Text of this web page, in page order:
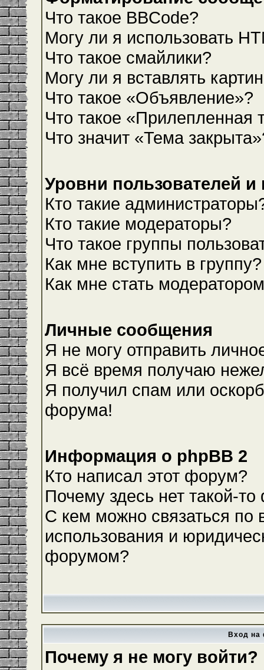
Что такое BBCode?
Могу ли я использовать
Что такое смайлики?
Могу ли я вставлять
Что такое «Объявление»?
Что такое «Прилепленная
Что значит «Тема
Уровни пользователей и
Кто такие
Кто такие модераторы?
Что такое группы
Как мне вступить в группу?
Как мне стать
Личные сообщения
Я не могу отправить
Я всё время получаю
Я получил спам или
форума!
Информация о phpBB 2
Кто написал этот форум?
Почему здесь нет такой-
С кем можно связаться по
использования и
форумом?
Вход на
Почему я не могу войти?